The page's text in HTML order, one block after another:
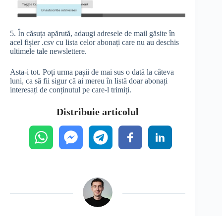
5. În căsuța apărută, adaugi adresele de mail găsite în
acel fișier .csv cu lista celor abonați care nu au deschis
ultimele tale newslettere.
Asta-i tot. Poți urma pașii de mai sus o dată la câteva
luni, ca să fii sigur că ai mereu în listă doar abonați
interesați de conținutul pe care-l trimiți.
Distribuie articolul